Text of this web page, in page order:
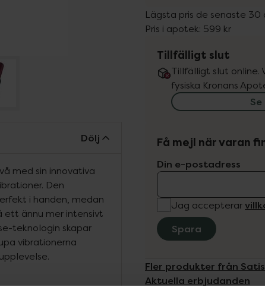
Lägsta pris de senaste 30
Pris i apotek: 599 kr
Tillfälligt slut
Tillfälligt slut online.
fysiska Kronans
Få mejl när varan
Din e-postadress
Jag accepterar
Spara
Fler produkter från
Aktuella erbjudanden
Dölj
med sin innovativa
Den
i handen, medan
ett ännu mer intensivt
teknologin skapar
vibrationerna
så att